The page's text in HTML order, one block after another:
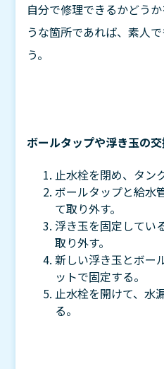
自分で修理できるかどう
うな箇所であれば、素人
う。
ボールタップや浮き玉の
止水栓を閉め、タン
ボールタップと給水
て取り外す。
浮き玉を固定してい
取り外す。
新しい浮き玉とボー
ットで固定する。
止水栓を開けて、水
る。